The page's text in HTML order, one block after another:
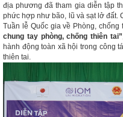
địa phương đã tham gia diễn tập
phức hợp như bão, lũ và sạt lở đất.
Tuần lễ Quốc gia về Phòng,
chung tay phòng, chống thiên tai”
hành động toàn xã hội trong công
thiên tai.